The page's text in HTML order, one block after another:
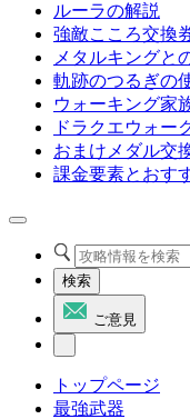
ルーラの解説
強敵こころ交換
メタルキングと
軌跡のつるぎの
ウォーキング家
ドラクエウォー
おまけメダル交
課金要素とおす
検索
ご意見
トップページ
最強武器